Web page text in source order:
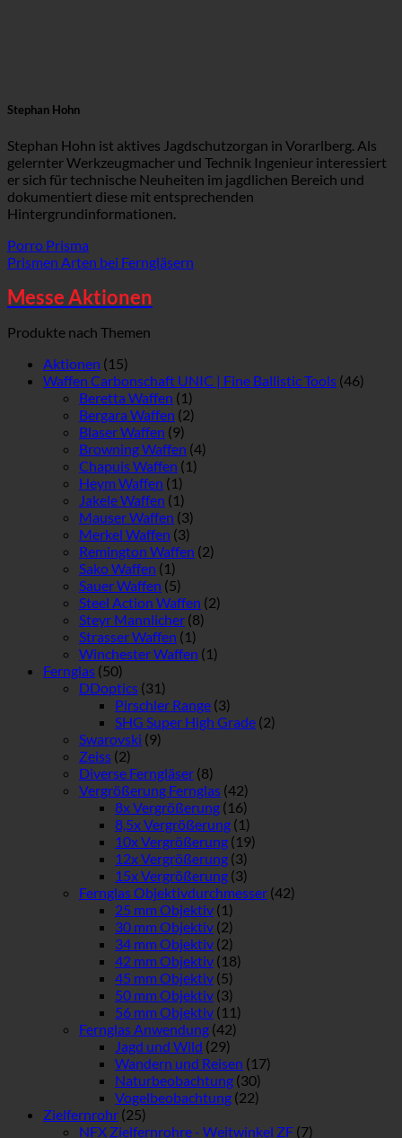
Stephan Hohn
Stephan Hohn ist aktives Jagdschutzorgan in Vorarlberg. Als
gelernter Werkzeugmacher und Technik Ingenieur interessiert
er sich für technische Neuheiten im jagdlichen Bereich und
dokumentiert diese mit entsprechenden
Hintergrundinformationen.
Porro Prisma
Prismen Arten bei Ferngläsern
Messe Aktionen
Produkte nach Themen
Aktionen (15)
Waffen Carbonschaft UNIC | Fine Ballistic Tools (46)
Beretta Waffen (1)
Bergara Waffen (2)
Blaser Waffen (9)
Browning Waffen (4)
Chapuis Waffen (1)
Heym Waffen (1)
Jakele Waffen (1)
Mauser Waffen (3)
Merkel Waffen (3)
Remington Waffen (2)
Sako Waffen (1)
Sauer Waffen (5)
Steel Action Waffen (2)
Steyr Mannlicher (8)
Strasser Waffen (1)
Winchester Waffen (1)
Fernglas (50)
DDoptics (31)
Pirschler Range (3)
SHG Super High Grade (2)
Swarovski (9)
Zeiss (2)
Diverse Ferngläser (8)
Vergrößerung Fernglas (42)
8x Vergrößerung (16)
8,5x Vergrößerung (1)
10x Vergrößerung (19)
12x Vergrößerung (3)
15x Vergrößerung (3)
Fernglas Objektivdurchmesser (42)
25 mm Objektiv (1)
30 mm Objektiv (2)
34 mm Objektiv (2)
42 mm Objektiv (18)
45 mm Objektiv (5)
50 mm Objektiv (3)
56 mm Objektiv (11)
Fernglas Anwendung (42)
Jagd und Wild (29)
Wandern und Reisen (17)
Naturbeobachtung (30)
Vogelbeobachtung (22)
Zielfernrohr (25)
NFX Zielfernrohre - Weitwinkel ZF (7)